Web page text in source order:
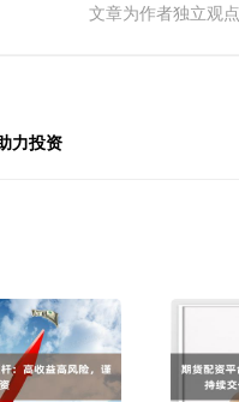
文章为作者独立观
力投资